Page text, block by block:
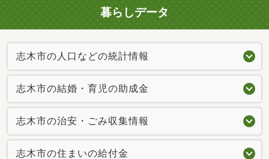
暮らしデータ
志木市の人口などの統計情報
志木市の結婚・育児の助成金
志木市の治安・ごみ収集情報
志木市の住まいの給付金